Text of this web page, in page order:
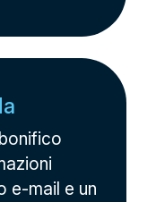
e-mail e un